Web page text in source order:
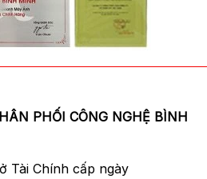
PHỐI CÔNG NGHỆ BÌNH
Tài Chính cấp ngày